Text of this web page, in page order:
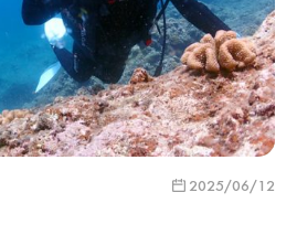
2025/06/12